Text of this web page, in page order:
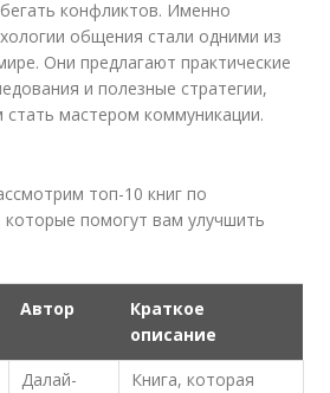
конфликтов. Именно
общения стали одними из
Они предлагают практические
и полезные стратегии,
мастером коммуникации.
топ-10 книг по
помогут вам улучшить
Автор
Краткое
описание
Далай-
Книга, которая